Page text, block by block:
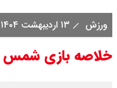
ورزش ۱۳ اردیبهشت ۱۴۰۴
خلاصه بازی شمس